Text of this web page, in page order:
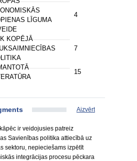
LĪGUMA
4
KOPĒJĀ
7
15
Aizvērt
ir veidojusies patreiz
Savienības politika attiecībā uz
sektoru, nepieciešams izpētīt
integrācijas procesu pēckara